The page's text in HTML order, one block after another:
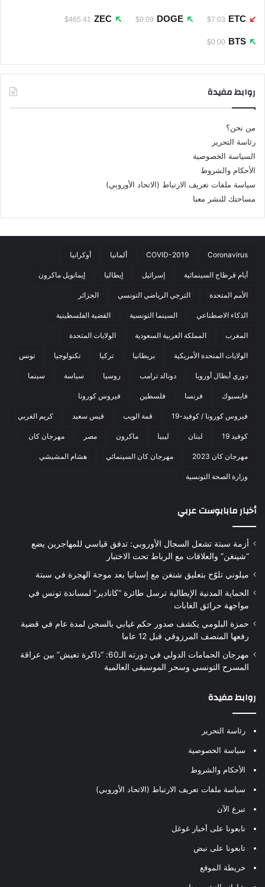
ETC
$7.03
DOGE
$0.09
ZEC
$465.41
BTS
$0.00
روابط مفيدة
من نحن؟
رئاسة التحرير
السياسة الخصوصية
الأحكام والشروط
سياسة ملفات تعريف الارتباط (الاتحاد الأوروبي)
مساحتك للنشر معنا
Coronavirus
COVID-2019 ألمانيا أوكرانيا
أيام قرطاج السينمائية إسرائيل إيطاليا إيمانويل ماكرون
الأمم المتحدة الترجي الرياضي التونسي الجزائر
الذكاء الاصطناعي السينما التونسية القضية الفلسطينية
المغرب المملكة العربية السعودية الولايات المتحدة
الولايات المتحدة الأمريكية بريطانيا تركيا تكنولوجيا تونس
دوري أبطال أوروبا دونالد ترامب روسيا سياسة سينما
فايسبوك فرنسا فلسطين فيروس كورونا
فيروس كورونا / كوفيد-19 قمة الويب قيس سعيد كريم الغربي
كوفيد 19 لبنان ليبيا ماكرون مصر مهرجان كان
مهرجان كان 2023 مهرجان كان السينمائي هشام المشيشي
وزارة الصحة التونسية
أخبار مابابوست عربي
أزمة سبتة تشعل السجال الأوروبي: تدفق قياسي للمهاجرين يضع
“شينغن” والعلاقات مع الرباط تحت الاختبار
ميلوني تلوّح بتعليق شنغن مع إسبانيا بعد موجة الهجرة في سبتة
الحماية المدنية الإيطالية ترسل طائرة “كانادير” لمساندة تونس في
مواجهة حرائق الغابات
حمزة البلومي يكشف صدور حكم غيابي بالسجن لمدة عام في قضية
رفعها المنصف المرزوقي قبل 12 عاما
مهرجان الحمامات الدولي في دورته الـ60: “ذاكرة تعيش” بين عراقة
المسرح التونسي وسحر الموسيقى العالمية
روابط مفيدة
رئاسة التحرير
سياسة الخصوصية
الأحكام والشروط
سياسة ملفات تعريف الارتباط (الاتحاد الأوروبي)
تبرع الآن
تابعونا على أخبار غوغل
تابعونا على نبض
خريطة الموقع